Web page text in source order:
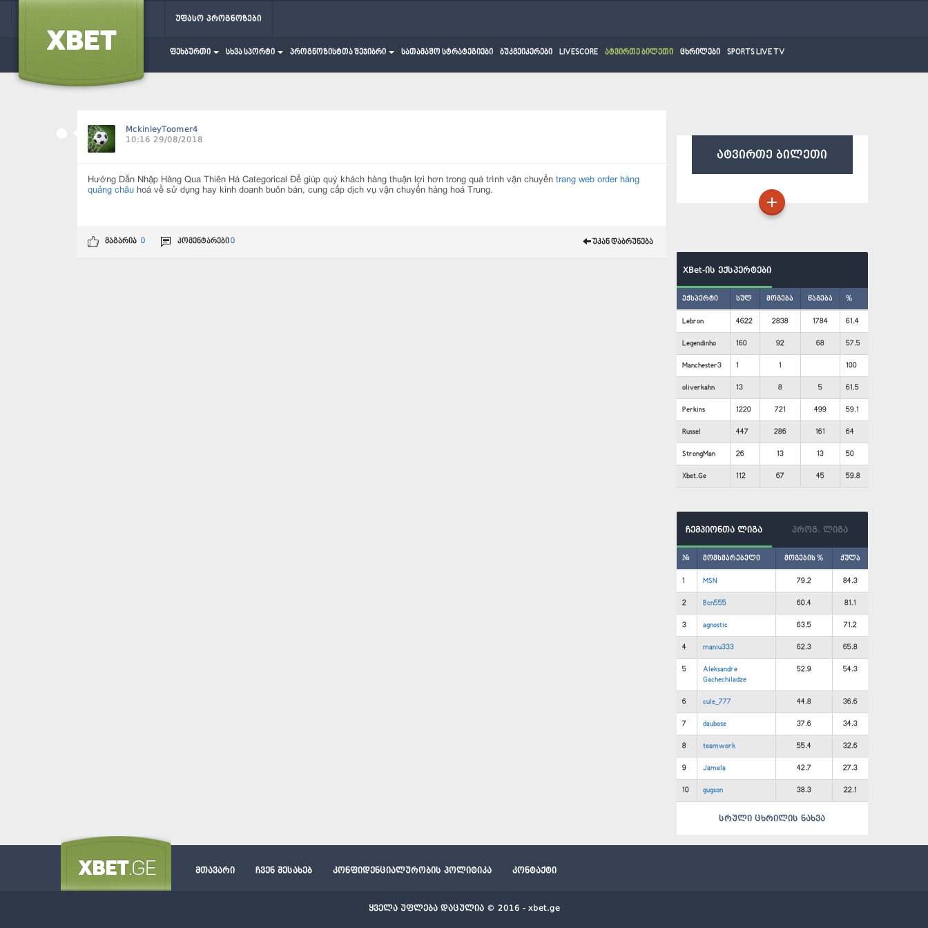
უფასო პროგნოზები
ფეხბურთი სხვა სპორტი პროგნოზისტთა შეჯიბრი სათამაშო სტრატეგიები ბუკმეიკერები LIVESCORE ატვირთე ბილეთი ცხრილები SPORTS LIVE TV
MckinleyToomer4
10:16 29/08/2018
Hướng Dẫn Nhập Hàng Qua Thiên Hà Categorical Để giúp quý khách hàng thuận lợi hơn trong quá trình vận chuyển trang web order hàng
quảng châu hoá về sử dụng hay kinh doanh buôn bán, cung cấp dịch vụ vận chuyển hàng hoá Trung.
მაგარია 0 კომენტარები0 უკან დაბრუნება
ატვირთე ბილეთი
XBet-ის ექსპერტები
ექსპერტი სულ მოგება წაგება %
Lebron 4622 2838 1784 61.4
Legendinho 160 92 68 57.5
Manchester3 1 1 100
oliverkahn 13 8 5 61.5
Perkins 1220 721 499 59.1
Russel 447 286 161 64
StrongMan 26 13 13 50
Xbet.Ge 112 67 45 59.8
ჩემპიონთა ლიგა პროგ. ლიგა
# მომხმარებელი მოგების % ქულა
1 MSN 79.2 84.3
2 Bcn555 60.4 81.1
3 agnostic 63.5 71.2
4 maniu333 62.3 65.8
5
Aleksandre
Gachechiladze
52.9 54.3
6 cule_777 44.8 36.6
7 daubase 37.6 34.3
8 teamwork 55.4 32.6
9 Jamela 42.7 27.3
10 gugson 38.3 22.1
სრული ცხრილის ნახვა
მთავარი ჩვენ შესახებ კონფიდენციალურობის პოლიტიკა კონტაქტი
ყველა უფლება დაცულია © 2016 - xbet.ge